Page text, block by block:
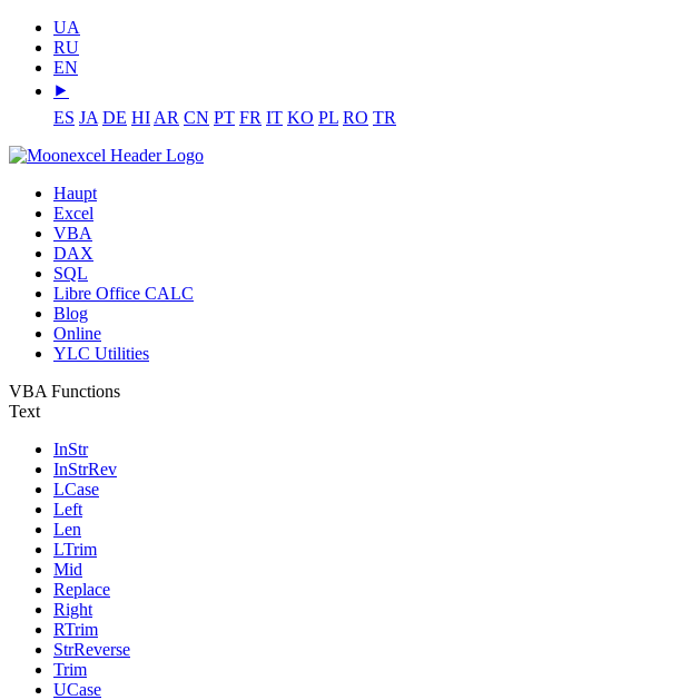
UA
RU
EN
⯈
ES JA DE HI AR CN PT FR IT KO PL RO TR
Haupt
Excel
VBA
DAX
SQL
Libre Office CALC
Blog
Online
YLC Utilities
VBA Functions
Text
InStr
InStrRev
LCase
Left
Len
LTrim
Mid
Replace
Right
RTrim
StrReverse
Trim
UCase